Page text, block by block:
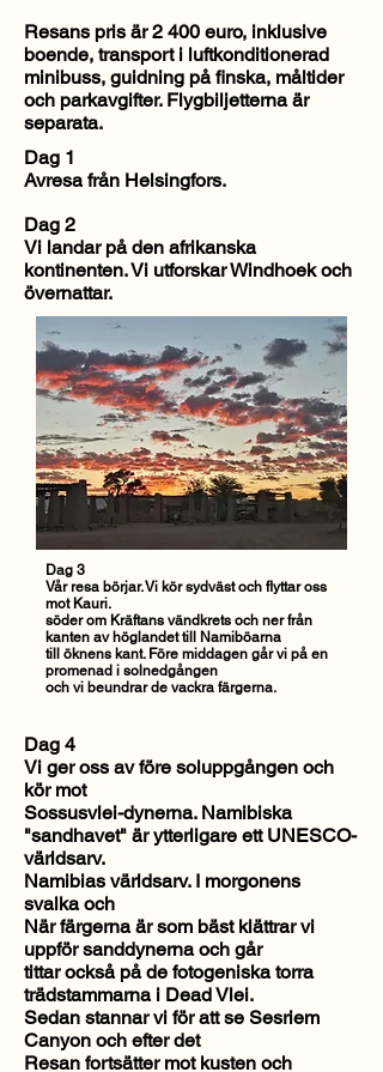
Resans pris är 2 400 euro, inklusive
boende, transport i luftkonditionerad
minibuss, guidning på finska, måltider
och parkavgifter. Flygbiljetterna är
separata.
Dag 1
Avresa från Helsingfors.
Dag 2
Vi landar på den afrikanska
kontinenten. Vi utforskar Windhoek och
övernattar.
Dag 3
Vår resa börjar. Vi kör sydväst och flyttar oss
mot Kauri.
söder om Kräftans vändkrets och ner från
kanten av höglandet till Namiböarna
till öknens kant. Före middagen går vi på en
promenad i solnedgången
och vi beundrar de vackra färgerna.
Dag 4
Vi ger oss av före soluppgången och
kör mot
Sossusvlei-dynerna. Namibiska
"sandhavet" är ytterligare ett UNESCO-
världsarv.
Namibias världsarv. I morgonens
svalka och
När färgerna är som bäst klättrar vi
uppför sanddynerna och går
tittar också på de fotogeniska torra
trädstammarna i Dead Vlei.
Sedan stannar vi för att se Sesriem
Canyon och efter det
Resan fortsätter mot kusten och